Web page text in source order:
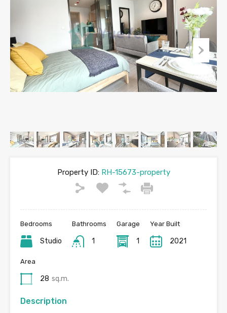
Property ID:RH-15673-property
Bedrooms
Studio
Bathrooms
1
Garage
1
Year Built
2021
Area
28 sq.m.
Description